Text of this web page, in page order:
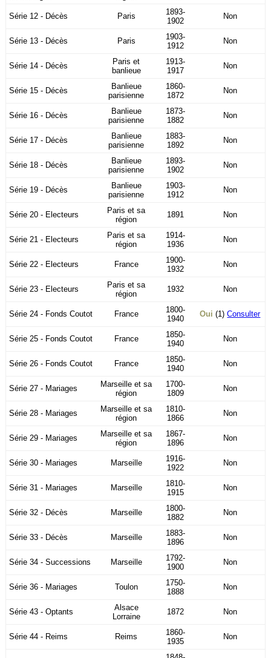
Série 12 - Décès Paris
1893-
1902
Non
Série 13 - Décès Paris
1903-
1912
Non
Série 14 - Décès
Paris et
banlieue
1913-
1917
Non
Série 15 - Décès
Banlieue
parisienne
1860-
1872
Non
Série 16 - Décès
Banlieue
parisienne
1873-
1882
Non
Série 17 - Décès
Banlieue
parisienne
1883-
1892
Non
Série 18 - Décès
Banlieue
parisienne
1893-
1902
Non
Série 19 - Décès
Banlieue
parisienne
1903-
1912
Non
Série 20 - Electeurs
Paris et sa
région
1891 Non
Série 21 - Electeurs
Paris et sa
région
1914-
1936
Non
Série 22 - Electeurs France
1900-
1932
Non
Série 23 - Electeurs
Paris et sa
région
1932 Non
Série 24 - Fonds Coutot France
1800-
1940
Oui (1)Consulter
Série 25 - Fonds Coutot France
1850-
1940
Non
Série 26 - Fonds Coutot France
1850-
1940
Non
Série 27 - Mariages
Marseille et sa
région
1700-
1809
Non
Série 28 - Mariages
Marseille et sa
région
1810-
1866
Non
Série 29 - Mariages
Marseille et sa
région
1867-
1896
Non
Série 30 - Mariages Marseille
1916-
1922
Non
Série 31 - Mariages Marseille
1810-
1915
Non
Série 32 - Décès Marseille
1800-
1882
Non
Série 33 - Décès Marseille
1883-
1896
Non
Série 34 - Successions Marseille
1792-
1900
Non
Série 36 - Mariages Toulon
1750-
1888
Non
Série 43 - Optants
Alsace
Lorraine
1872 Non
Série 44 - Reims Reims
1860-
1935
Non